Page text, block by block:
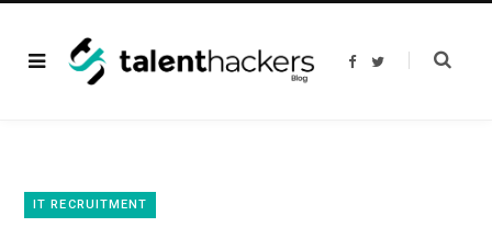
F
T
IT RECRUITMENT